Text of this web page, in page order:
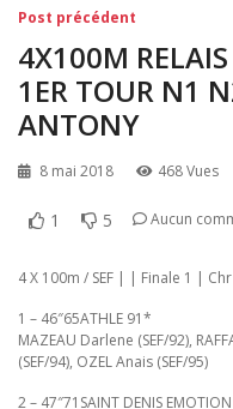
Navigation
de
l’article
Post précédent
4X100M
1ER TOUR N1
ANTONY
8 mai 2018 468 Vues
1 5 Aucun
4 X 100m / SEF | | Finale 1 | Chr
1 – 46″65ATHLE 91*
MAZEAU Darlene (SEF/92),
(SEF/94), OZEL Anais (SEF/95)
2 – 47″71SAINT DENIS EMOTION